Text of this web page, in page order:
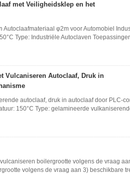
met Veiligheidsklep en het
Autoclaafmateriaal φ2m voor Automobiel
Type: Industriële Autoclaven
Vulcaniseren Autoclaaf, Druk in
autoclaaf, druk in autoclaaf door PLC-
150°C Type: gelamineerde
boilergrootte volgens de vraag
volgens de vraag aan 3) beschikbare